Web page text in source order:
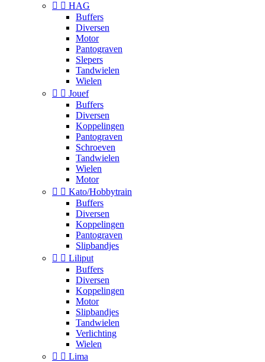
  HAG
Buffers
Diversen
Motor
Pantograven
Slepers
Tandwielen
Wielen
  Jouef
Buffers
Diversen
Koppelingen
Pantograven
Schroeven
Tandwielen
Wielen
Motor
  Kato/Hobbytrain
Buffers
Diversen
Koppelingen
Pantograven
Slipbandjes
  Liliput
Buffers
Diversen
Koppelingen
Motor
Slipbandjes
Tandwielen
Verlichting
Wielen
  Lima